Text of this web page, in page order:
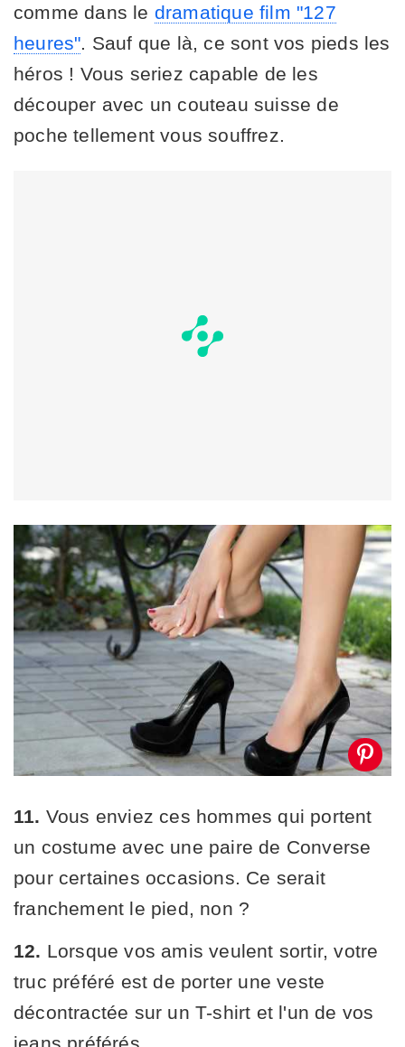
comme dans le dramatique film "127
heures". Sauf que là, ce sont vos pieds les
héros ! Vous seriez capable de les
découper avec un couteau suisse de
poche tellement vous souffrez.
11. Vous enviez ces hommes qui portent
un costume avec une paire de Converse
pour certaines occasions. Ce serait
franchement le pied, non ?
12. Lorsque vos amis veulent sortir, votre
truc préféré est de porter une veste
décontractée sur un T-shirt et l'un de vos